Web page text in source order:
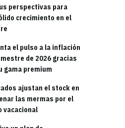
perspectivas para
crecimiento en el
el pulso a la inflación
de 2026 gracias
gama premium
ajustan el stock en
las mermas por el
vacacional